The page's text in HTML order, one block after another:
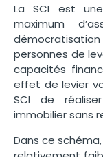
La SCI est
maximum
personnes de
capacités
effet de levier
SCI de
immobilier sans
Dans ce